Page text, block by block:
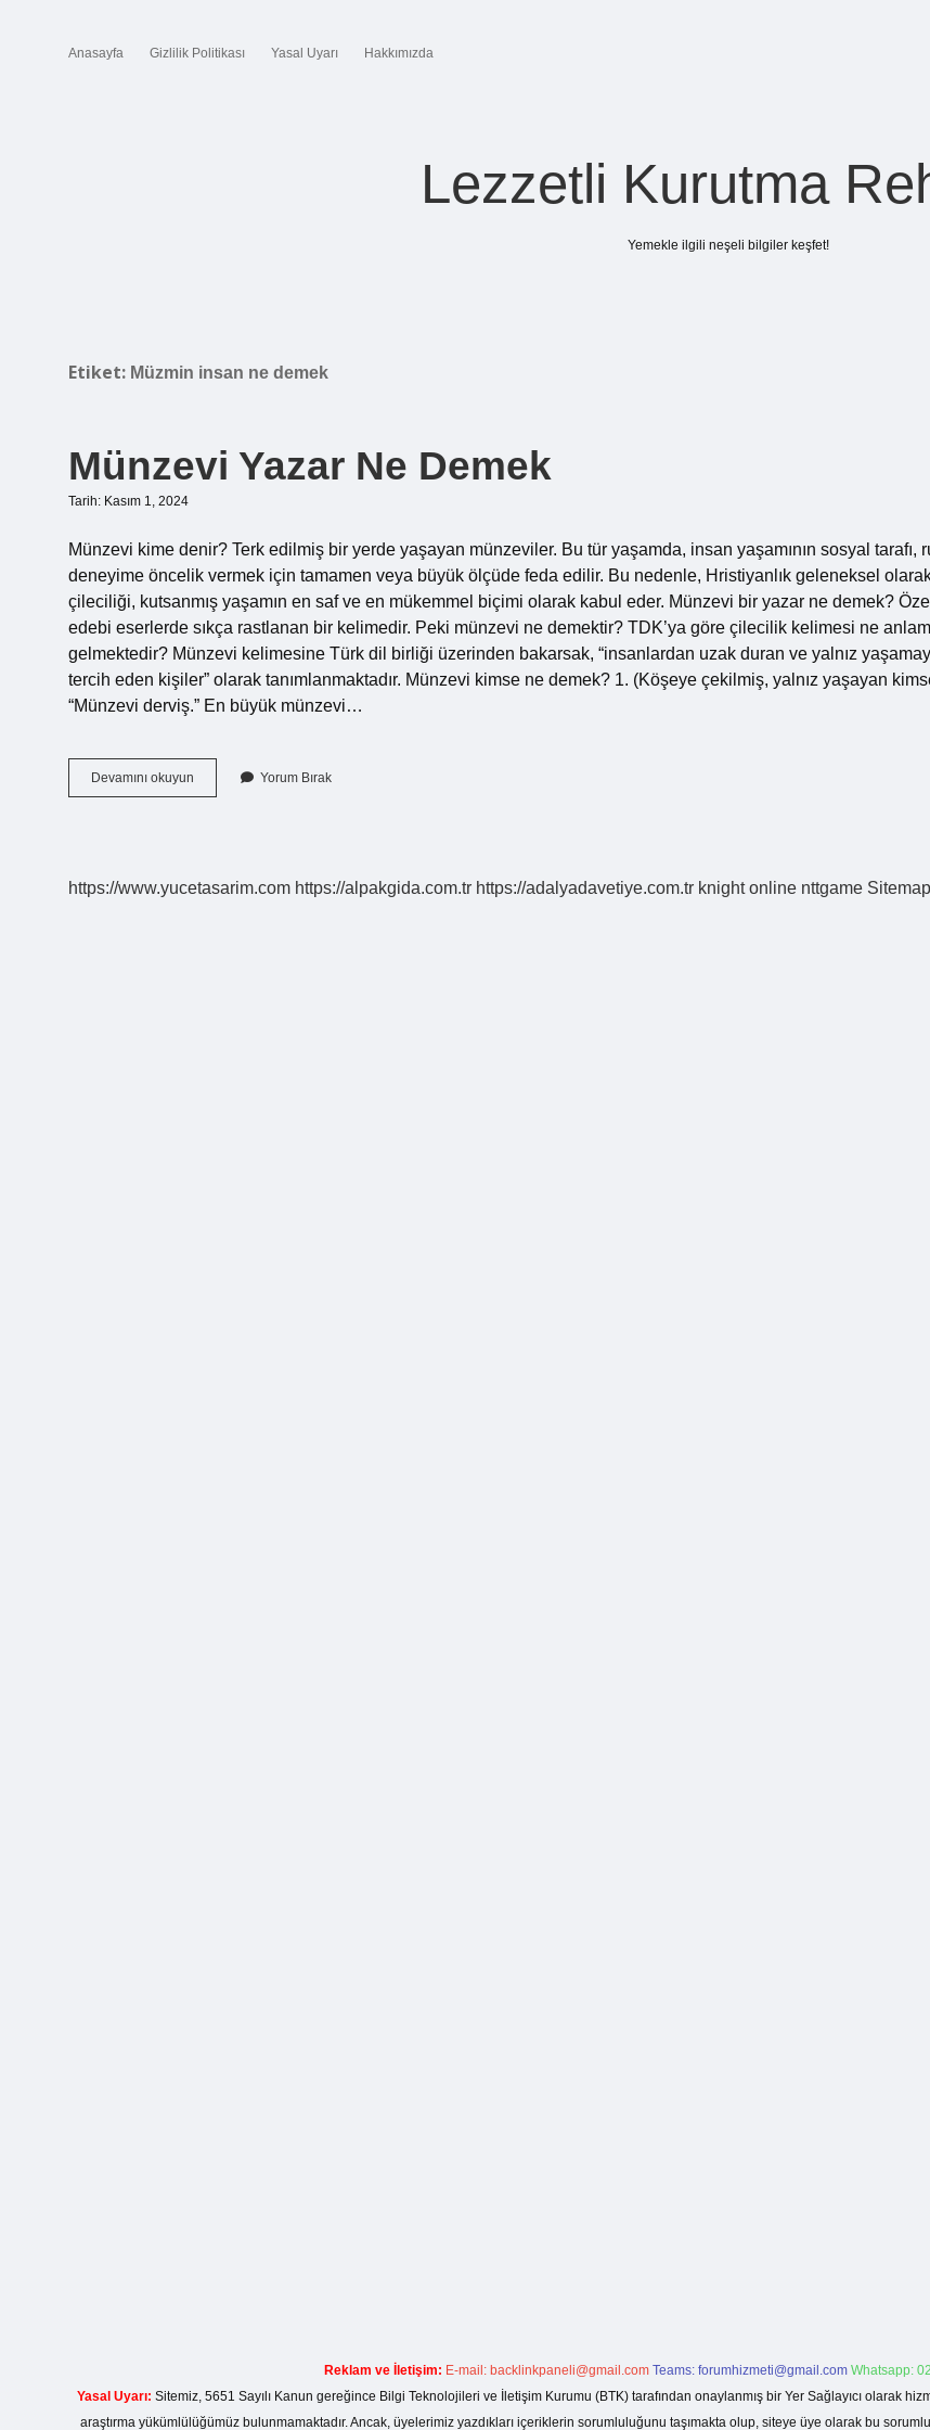
Anasayfa Gizlilik Politikası Yasal Uyarı Hakkımızda
Lezzetli Kurutma
Yemekle ilgili neşeli bilgiler keşfet!
Etiket: Müzmin insan ne demek
Münzevi Yazar Ne Demek
Tarih: Kasım 1, 2024
Münzevi kime denir? Terk edilmiş bir yerde yaşayan münzeviler. Bu tür yaşamda, insan yaşamının sosyal tarafı,
deneyime öncelik vermek için tamamen veya büyük ölçüde feda edilir. Bu nedenle, Hristiyanlık geleneksel
çileciliği, kutsanmış yaşamın en saf ve en mükemmel biçimi olarak kabul eder. Münzevi bir yazar ne demek?
edebi eserlerde sıkça rastlanan bir kelimedir. Peki münzevi ne demektir? TDK’ya göre çilecilik kelimesi ne
gelmektedir? Münzevi kelimesine Türk dil birliği üzerinden bakarsak, “insanlardan uzak duran ve yalnız
tercih eden kişiler” olarak tanımlanmaktadır. Münzevi kimse ne demek? 1. (Köşeye çekilmiş, yalnız yaşayan
“Münzevi derviş.” En büyük münzevi…
Devamını okuyun Münzevi
Yazar
Yorum Bırak
https://www.yucetasarim.com https://alpakgida.com.tr https://adalyadavetiye.com.tr knight online nttgame Sitemap
Reklam ve İletişim: E-mail: backlinkpaneli@gmail.com Teams: forumhizmeti@gmail.com Whatsapp:
Yasal Uyarı: Sitemiz, 5651 Sayılı Kanun gereğince Bilgi Teknolojileri ve İletişim Kurumu (BTK) tarafından onaylanmış bir Yer Sağlayıcı olarak
araştırma yükümlülüğümüz bulunmamaktadır. Ancak, üyelerimiz yazdıkları içeriklerin sorumluluğunu taşımakta olup, siteye üye olarak bu